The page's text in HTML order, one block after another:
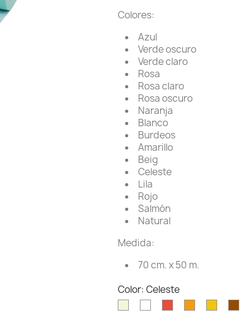
Colores:
Azul
Verde oscuro
Verde claro
Rosa
Rosa claro
Rosa oscuro
Naranja
Blanco
Burdeos
Amarillo
Beig
Celeste
Lila
Rojo
Salmón
Natural
Medida:
70 cm. x 50 m.
Color: Celeste